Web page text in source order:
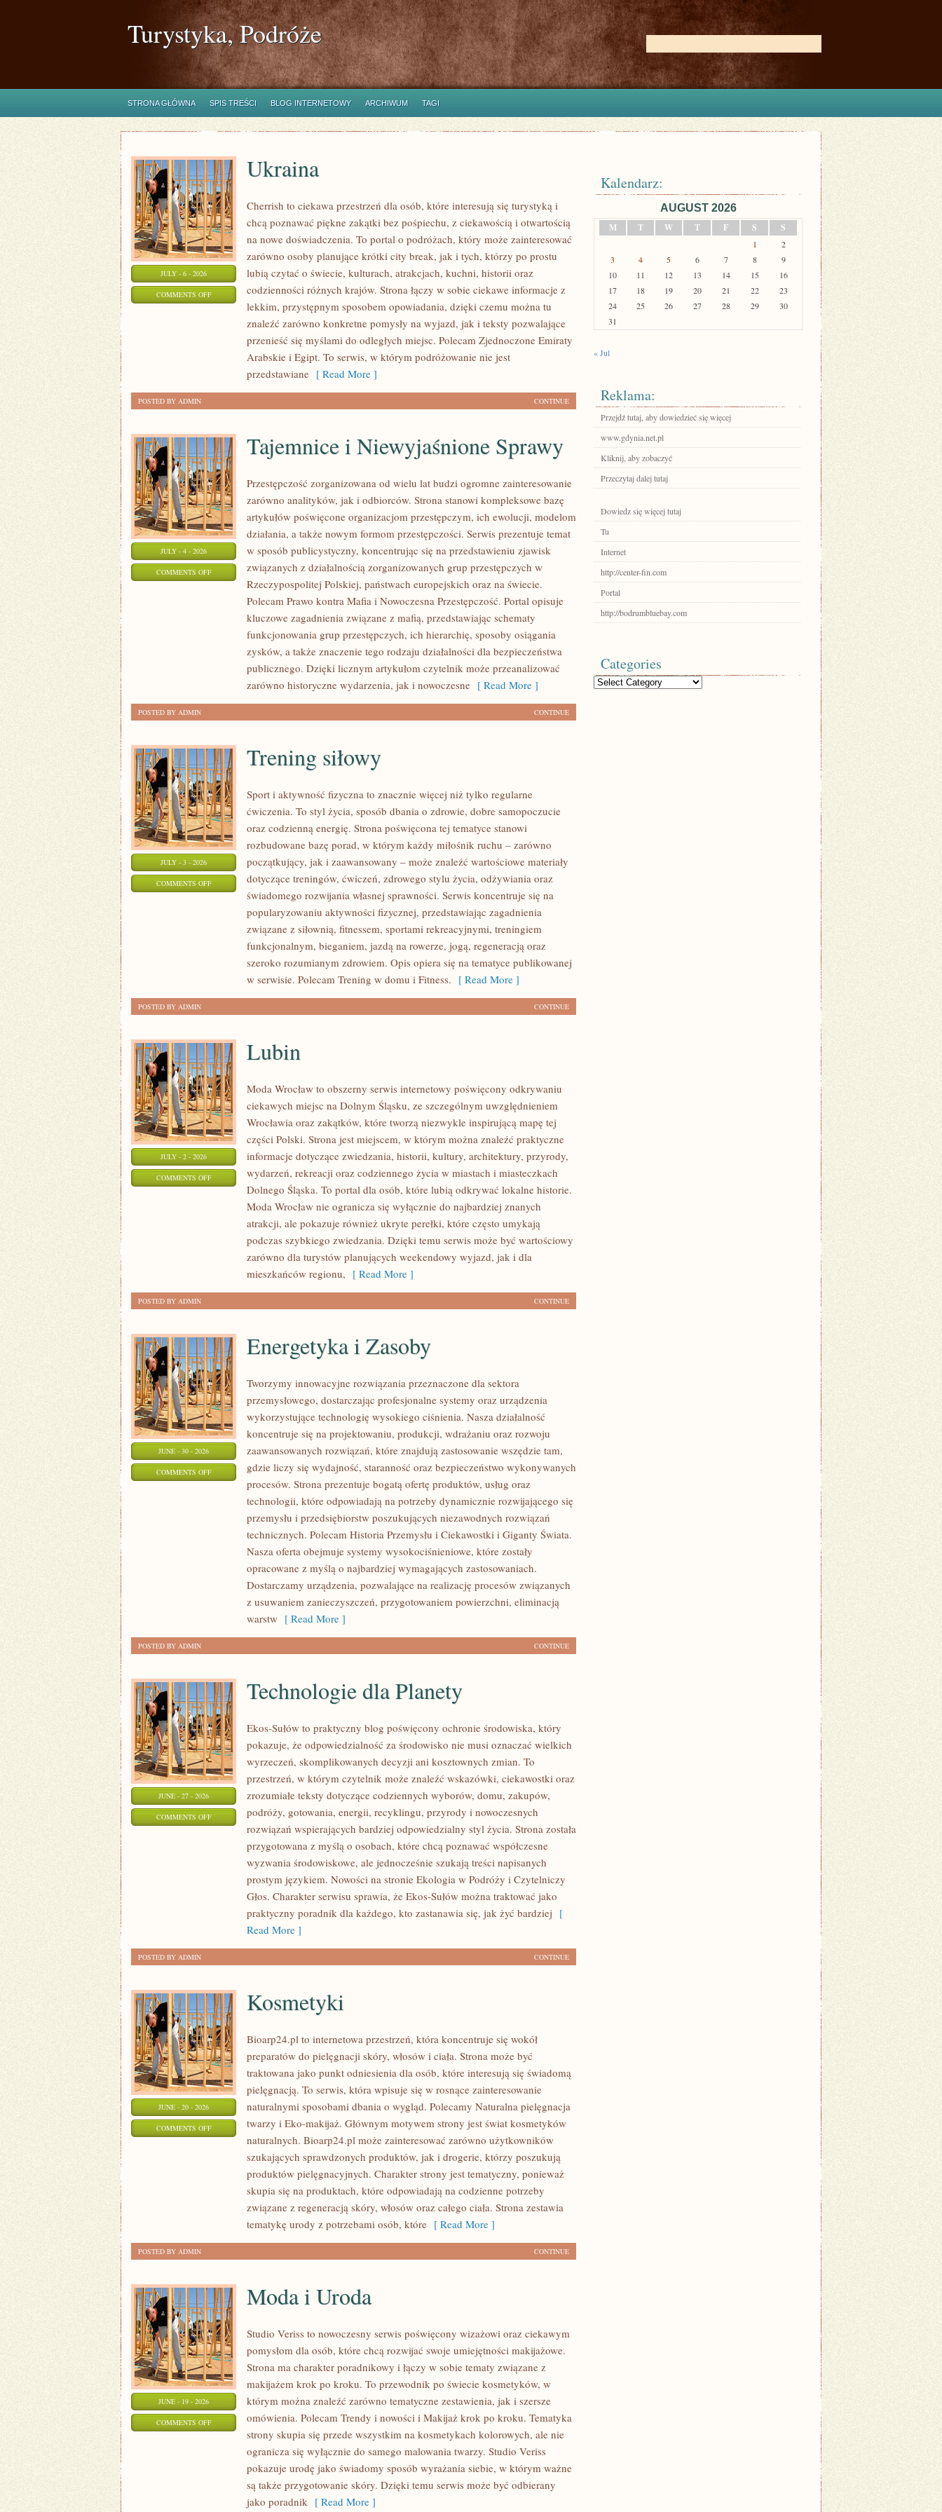
Turystyka, Podróże
STRONA GŁÓWNA SPIS TREŚCI BLOG INTERNETOWY ARCHIWUM TAGI
JULY - 6 - 2026
COMMENTS OFFON
Ukraina
Cherrish to ciekawa przestrzeń dla osób, które interesują się turystyką i
chcą poznawać piękne zakątki bez pośpiechu, z ciekawością i otwartością
na nowe doświadczenia. To portal o podróżach, który może zainteresować
zarówno osoby planujące krótki city break, jak i tych, którzy po prostu
lubią czytać o świecie, kulturach, atrakcjach, kuchni, historii oraz
codzienności różnych krajów. Strona łączy w sobie ciekawe informacje z
lekkim, przystępnym sposobem opowiadania, dzięki czemu można tu
znaleźć zarówno konkretne pomysły na wyjazd, jak i teksty pozwalające
przenieść się myślami do odległych miejsc. Polecam Zjednoczone Emiraty
Arabskie i Egipt. To serwis, w którym podróżowanie nie jest
przedstawiane [ Read More ]
CONTINUE
POSTED BY ADMIN
JULY - 4 - 2026
COMMENTS OFFON
TAJEMNICE
NIEWYJAŚNIONE
Tajemnice i Niewyjaśnione Sprawy
Przestępczość zorganizowana od wielu lat budzi ogromne zainteresowanie
zarówno analityków, jak i odbiorców. Strona stanowi kompleksowe bazę
artykułów poświęcone organizacjom przestępczym, ich ewolucji, modelom
działania, a także nowym formom przestępczości. Serwis prezentuje temat
w sposób publicystyczny, koncentrując się na przedstawieniu zjawisk
związanych z działalnością zorganizowanych grup przestępczych w
Rzeczypospolitej Polskiej, państwach europejskich oraz na świecie.
Polecam Prawo kontra Mafia i Nowoczesna Przestępczość. Portal opisuje
kluczowe zagadnienia związane z mafią, przedstawiając schematy
funkcjonowania grup przestępczych, ich hierarchię, sposoby osiągania
zysków, a także znaczenie tego rodzaju działalności dla bezpieczeństwa
publicznego. Dzięki licznym artykułom czytelnik może przeanalizować
zarówno historyczne wydarzenia, jak i nowoczesne [ Read More ]
CONTINUE
POSTED BY ADMIN
JULY - 3 - 2026
COMMENTS OFFON
Trening siłowy
Sport i aktywność fizyczna to znacznie więcej niż tylko regularne
ćwiczenia. To styl życia, sposób dbania o zdrowie, dobre samopoczucie
oraz codzienną energię. Strona poświęcona tej tematyce stanowi
rozbudowane bazę porad, w którym każdy miłośnik ruchu – zarówno
początkujący, jak i zaawansowany – może znaleźć wartościowe materiały
dotyczące treningów, ćwiczeń, zdrowego stylu życia, odżywiania oraz
świadomego rozwijania własnej sprawności. Serwis koncentruje się na
popularyzowaniu aktywności fizycznej, przedstawiając zagadnienia
związane z siłownią, fitnessem, sportami rekreacyjnymi, treningiem
funkcjonalnym, bieganiem, jazdą na rowerze, jogą, regeneracją oraz
szeroko rozumianym zdrowiem. Opis opiera się na tematyce publikowanej
w serwisie. Polecam Trening w domu i Fitness. [ Read More ]
CONTINUE
POSTED BY ADMIN
JULY - 2 - 2026
COMMENTS OFFON
Lubin
Moda Wrocław to obszerny serwis internetowy poświęcony odkrywaniu
ciekawych miejsc na Dolnym Śląsku, ze szczególnym uwzględnieniem
Wrocławia oraz zakątków, które tworzą niezwykle inspirującą mapę tej
części Polski. Strona jest miejscem, w którym można znaleźć praktyczne
informacje dotyczące zwiedzania, historii, kultury, architektury, przyrody,
wydarzeń, rekreacji oraz codziennego życia w miastach i miasteczkach
Dolnego Śląska. To portal dla osób, które lubią odkrywać lokalne historie.
Moda Wrocław nie ogranicza się wyłącznie do najbardziej znanych
atrakcji, ale pokazuje również ukryte perełki, które często umykają
podczas szybkiego zwiedzania. Dzięki temu serwis może być wartościowy
zarówno dla turystów planujących weekendowy wyjazd, jak i dla
mieszkańców regionu, [ Read More ]
CONTINUE
POSTED BY ADMIN
JUNE - 30 - 2026
COMMENTS OFFON
ENERGETYKA
Energetyka i Zasoby
Tworzymy innowacyjne rozwiązania przeznaczone dla sektora
przemysłowego, dostarczając profesjonalne systemy oraz urządzenia
wykorzystujące technologię wysokiego ciśnienia. Nasza działalność
koncentruje się na projektowaniu, produkcji, wdrażaniu oraz rozwoju
zaawansowanych rozwiązań, które znajdują zastosowanie wszędzie tam,
gdzie liczy się wydajność, staranność oraz bezpieczeństwo wykonywanych
procesów. Strona prezentuje bogatą ofertę produktów, usług oraz
technologii, które odpowiadają na potrzeby dynamicznie rozwijającego się
przemysłu i przedsiębiorstw poszukujących niezawodnych rozwiązań
technicznych. Polecam Historia Przemysłu i Ciekawostki i Giganty Świata.
Nasza oferta obejmuje systemy wysokociśnieniowe, które zostały
opracowane z myślą o najbardziej wymagających zastosowaniach.
Dostarczamy urządzenia, pozwalające na realizację procesów związanych
z usuwaniem zanieczyszczeń, przygotowaniem powierzchni, eliminacją
warstw [ Read More ]
CONTINUE
POSTED BY ADMIN
JUNE - 27 - 2026
COMMENTS OFFON
TECHNOLOGIE
Technologie dla Planety
Ekos-Sułów to praktyczny blog poświęcony ochronie środowiska, który
pokazuje, że odpowiedzialność za środowisko nie musi oznaczać wielkich
wyrzeczeń, skomplikowanych decyzji ani kosztownych zmian. To
przestrzeń, w którym czytelnik może znaleźć wskazówki, ciekawostki oraz
zrozumiałe teksty dotyczące codziennych wyborów, domu, zakupów,
podróży, gotowania, energii, recyklingu, przyrody i nowoczesnych
rozwiązań wspierających bardziej odpowiedzialny styl życia. Strona została
przygotowana z myślą o osobach, które chcą poznawać współczesne
wyzwania środowiskowe, ale jednocześnie szukają treści napisanych
prostym językiem. Nowości na stronie Ekologia w Podróży i Czytelniczy
Głos. Charakter serwisu sprawia, że Ekos-Sułów można traktować jako
praktyczny poradnik dla każdego, kto zastanawia się, jak żyć bardziej [
Read More ]
CONTINUE
POSTED BY ADMIN
JUNE - 20 - 2026
COMMENTS OFFON
KOSMETYKI
Kosmetyki
Bioarp24.pl to internetowa przestrzeń, która koncentruje się wokół
preparatów do pielęgnacji skóry, włosów i ciała. Strona może być
traktowana jako punkt odniesienia dla osób, które interesują się świadomą
pielęgnacją. To serwis, która wpisuje się w rosnące zainteresowanie
naturalnymi sposobami dbania o wygląd. Polecamy Naturalna pielęgnacja
twarzy i Eko-makijaż. Głównym motywem strony jest świat kosmetyków
naturalnych. Bioarp24.pl może zainteresować zarówno użytkowników
szukających sprawdzonych produktów, jak i drogerie, którzy poszukują
produktów pielęgnacyjnych. Charakter strony jest tematyczny, ponieważ
skupia się na produktach, które odpowiadają na codzienne potrzeby
związane z regeneracją skóry, włosów oraz całego ciała. Strona zestawia
tematykę urody z potrzebami osób, które [ Read More ]
CONTINUE
POSTED BY ADMIN
JUNE - 19 - 2026
COMMENTS OFFON
Moda i Uroda
Studio Veriss to nowoczesny serwis poświęcony wizażowi oraz ciekawym
pomysłom dla osób, które chcą rozwijać swoje umiejętności makijażowe.
Strona ma charakter poradnikowy i łączy w sobie tematy związane z
makijażem krok po kroku. To przewodnik po świecie kosmetyków, w
którym można znaleźć zarówno tematyczne zestawienia, jak i szersze
omówienia. Polecam Trendy i nowości i Makijaż krok po kroku. Tematyka
strony skupia się przede wszystkim na kosmetykach kolorowych, ale nie
ogranicza się wyłącznie do samego malowania twarzy. Studio Veriss
pokazuje urodę jako świadomy sposób wyrażania siebie, w którym ważne
są także przygotowanie skóry. Dzięki temu serwis może być odbierany
jako poradnik [ Read More ]
Kalendarz:
AUGUST 2026
M
T W T F S S
1
2
3
4 5 6 7 8
9
10
11 12 13 14 15
16
17
18 19 20 21 22
23
24
25 26 27 28 29
30
31
« Jul
Reklama:
Przejdź tutaj, aby dowiedzieć się więcej
www.gdynia.net.pl
Kliknij, aby zobaczyć
Przeczytaj dalej tutaj
Dowiedz się więcej tutaj
Tu
Internet
http://center-fin.com
Portal
http://bodrumbluebay.com
Categories
Categories